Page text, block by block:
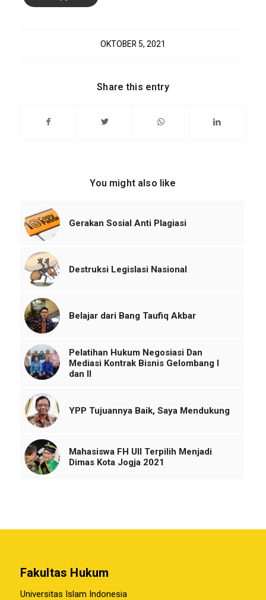
OKTOBER 5, 2021
Share this entry
You might also like
Gerakan Sosial Anti Plagiasi
Destruksi Legislasi Nasional
Belajar dari Bang Taufiq Akbar
Pelatihan Hukum Negosiasi Dan
Mediasi Kontrak Bisnis Gelombang I
dan II
YPP Tujuannya Baik, Saya Mendukung
Mahasiswa FH UII Terpilih Menjadi
Dimas Kota Jogja 2021
Fakultas Hukum
Universitas Islam Indonesia